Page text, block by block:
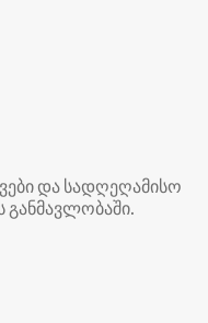
და სადღეღამისო